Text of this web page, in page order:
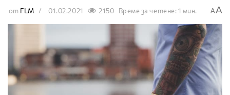
от FLM 01.02.2021 2150 Време за четене: 1 мин. AA